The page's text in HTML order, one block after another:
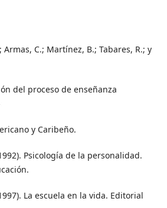
Armas, C.; Martínez, B.; Tabares, R.; y
del proceso de enseñanza
y Caribeño.
Psicología de la personalidad.
La escuela en la vida. Editorial